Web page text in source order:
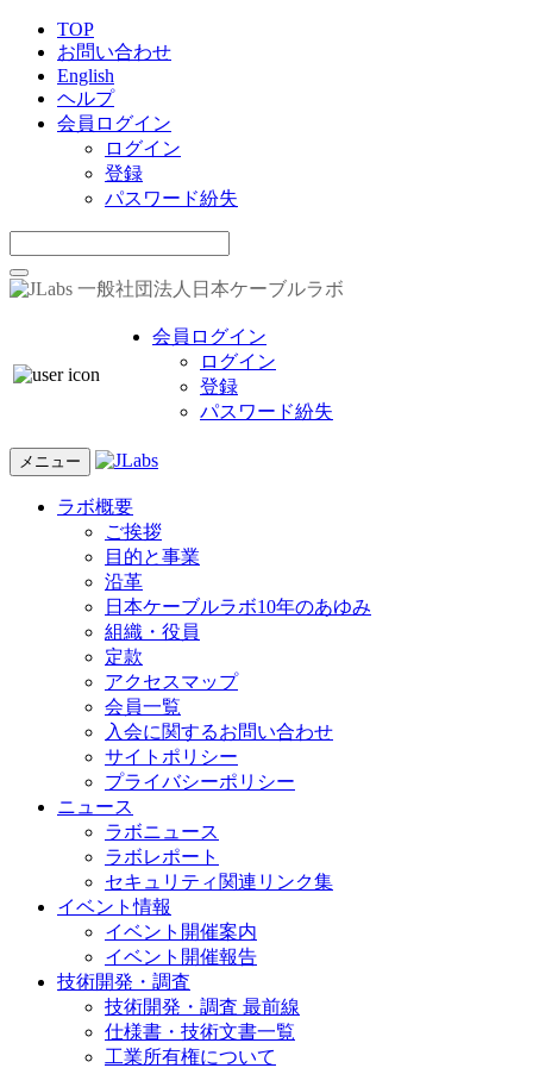
TOP
お問い合わせ
English
ヘルプ
会員ログイン
ログイン
登録
パスワード紛失
一般社団法人日本ケーブルラボ
会員ログイン
ログイン
登録
パスワード紛失
メニュー
ラボ概要
ご挨拶
目的と事業
沿革
日本ケーブルラボ10年のあゆみ
組織・役員
定款
アクセスマップ
会員一覧
入会に関するお問い合わせ
サイトポリシー
プライバシーポリシー
ニュース
ラボニュース
ラボレポート
セキュリティ関連リンク集
イベント情報
イベント開催案内
イベント開催報告
技術開発・調査
技術開発・調査 最前線
仕様書・技術文書一覧
工業所有権について